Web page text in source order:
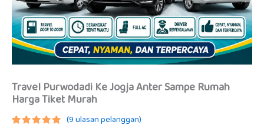
Travel Purwodadi Ke Jogja Anter Sampe Rumah
Harga Tiket Murah
(9ulasan pelanggan)